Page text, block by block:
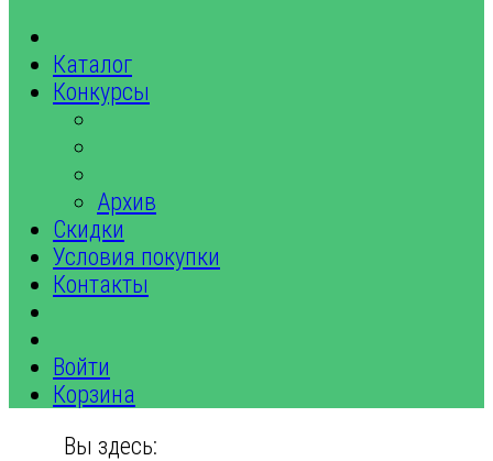
Каталог
Конкурсы
Архив
Скидки
Условия покупки
Контакты
Войти
Корзина
Вы здесь: